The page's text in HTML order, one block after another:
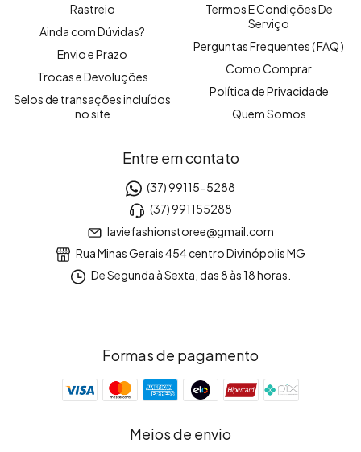
Rastreio
Ainda com Dúvidas?
Envio e Prazo
Trocas e Devoluções
Selos de transações incluídos
no site
Termos E Condições De
Serviço
Perguntas Frequentes ( FAQ )
Como Comprar
Política de Privacidade
Quem Somos
Entre em contato
(37) 99115-5288
(37) 991155288
laviefashionstoree@gmail.com
Rua Minas Gerais 454 centro Divinópolis MG
De Segunda à Sexta, das 8 às 18 horas.
Formas de pagamento
Meios de envio